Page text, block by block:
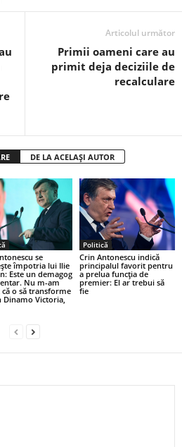
Articolul următor
Primii oameni care au
primit deja deciziile de
recalculare
DE LA ACELAȘI AUTOR
se
împotria lui Ilie
Este un demagog
Nu m-am
o să transforme
Dinamo Victoria,
Politică
Crin Antonescu indică
principalul favorit pentru
a prelua funcția de
premier: El ar trebui să
fie